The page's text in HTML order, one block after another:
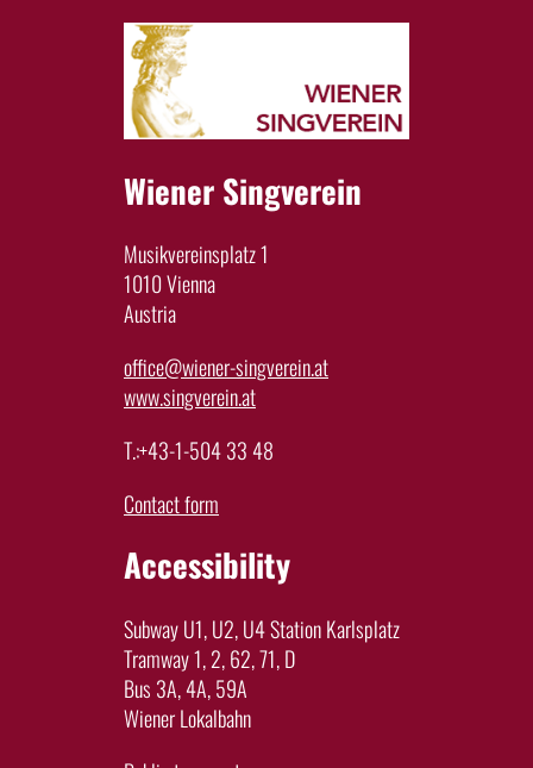
Wiener Singverein
Musikvereinsplatz 1
1010 Vienna
Austria
office@wiener-singverein.at
www.singverein.at
T.:+43-1-504 33 48
Contact form
Accessibility
Subway U1, U2, U4 Station Karlsplatz
Tramway 1, 2, 62, 71, D
Bus 3A, 4A, 59A
Wiener Lokalbahn